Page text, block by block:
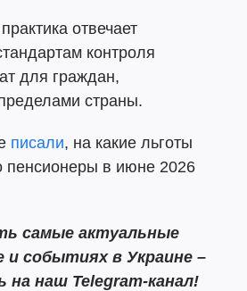
отвечает
контроля
для граждан,
страны.
писали, на какие льготы
пенсионеры в июне 2026
самые актуальные
и событиях в Украине –
на наш Telegram-канал!